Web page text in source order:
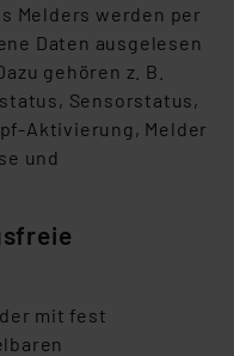
Melders werden per
Daten ausgelesen
gehören z. B.
Sensorstatus,
Aktivierung, Melder
und
mit fest